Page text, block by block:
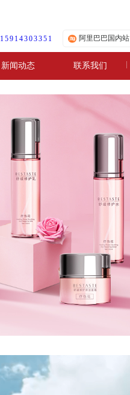
15914303351 阿里巴巴国内站
新闻动态 联系我们